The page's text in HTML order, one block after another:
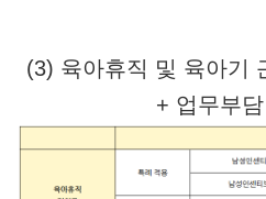
(3) 육아휴직 및 육아기
+ 업무부